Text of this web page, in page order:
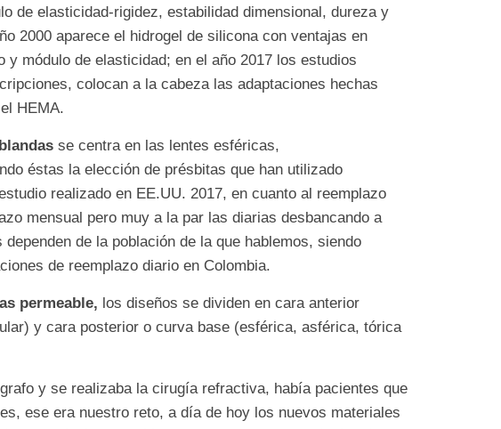
de elasticidad-rigidez, estabilidad dimensional, dureza y
2000 aparece el hidrogel de silicona con ventajas en
módulo de elasticidad; en el año 2017 los estudios
colocan a la cabeza las adaptaciones hechas
HEMA.
se centra en las lentes esféricas,
éstas la elección de présbitas que han utilizado
realizado en EE.UU. 2017, en cuanto al reemplazo
mensual pero muy a la par las diarias desbancando a
de la población de la que hablemos, siendo
de reemplazo diario en Colombia.
permeable, los diseños se dividen en cara anterior
y cara posterior o curva base (esférica, asférica, tórica
y se realizaba la cirugía refractiva, había pacientes que
ese era nuestro reto, a día de hoy los nuevos materiales